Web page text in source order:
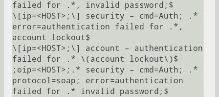
failed for .*, invalid password;$
\[ip=<HOST>;\] security – cmd=Auth; .*
error=authentication failed for .*,
account lockout$
\[ip=<HOST>;\] account – authentication
failed for .* \(account lockout\)$
;oip=<HOST>;.* security – cmd=Auth; .*
protocol=soap; error=authentication
failed for .* invalid password;$